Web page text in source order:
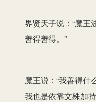
界贤天子说：“魔王
善得善得。”
魔王说：“我善得什
我也是依靠文殊加